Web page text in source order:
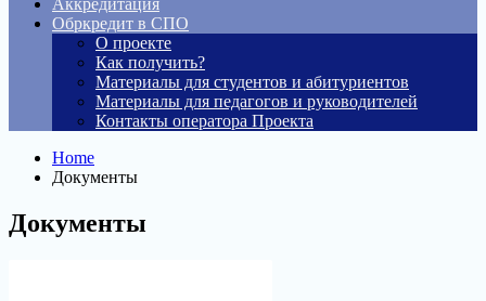
Аккредитация
Обркредит в СПО
О проекте
Как получить?
Материалы для студентов и абитуриентов
Материалы для педагогов и руководителей
Контакты оператора Проекта
Home
Документы
Документы